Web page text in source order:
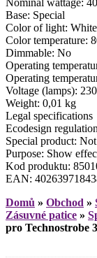
Base: Special
Color of light: White
Color temperature:
Dimmable: No
Operating
Operating
Voltage (lamps):
Weight: 0,01 kg
Legal specifications
Ecodesign
Special product:
Purpose: Show
Kod produktu:
EAN:
Domů » Obchod »
Zásuvné patice »
pro Technostrobe